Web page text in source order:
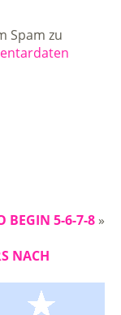
Spam zu
BEGIN 5-6-7-8 »
NACH